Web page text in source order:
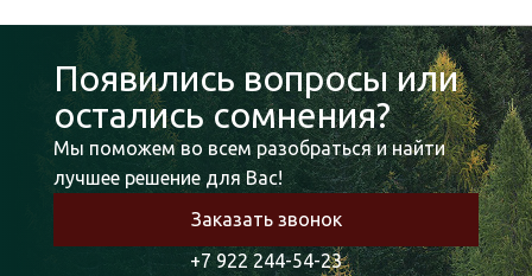
Появились вопросы или
остались сомнения?
Мы поможем во всем разобраться и найти
лучшее решение для Вас!
Заказать звонок
+7 922 244-54-23